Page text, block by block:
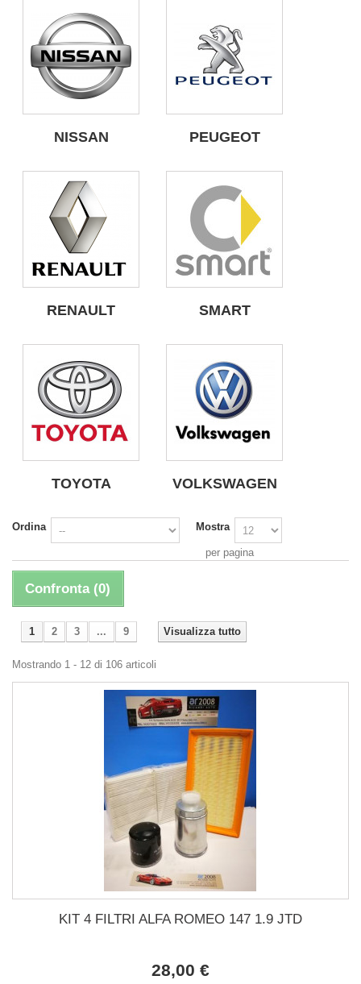
NISSAN PEUGEOT
RENAULT SMART
TOYOTA VOLKSWAGEN
Ordina Mostra
per pagina
Confronta (0)
Visualizza tutto
1 2 3 ... 9
Mostrando 1 - 12 di 106 articoli
KIT 4 FILTRI ALFA ROMEO 147 1.9 JTD
28,00 €